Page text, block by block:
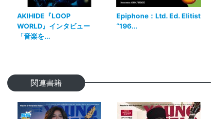
AKIHIDE『LOOP
WORLD』インタビュー
「音楽を...
Epiphone：Ltd. Ed. Elitist
“196...
関連書籍